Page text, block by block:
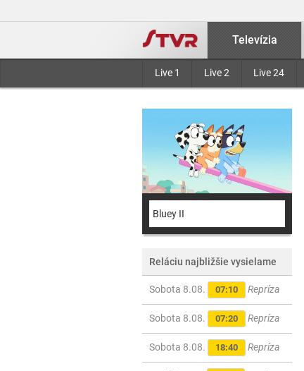
Televízia
Live 1 Live 2 Live 24
Bluey II
Reláciu najbližšie vysielame
Sobota 8.08. 07:10 Repríza
Sobota 8.08. 07:20 Repríza
Sobota 8.08. 18:40 Repríza